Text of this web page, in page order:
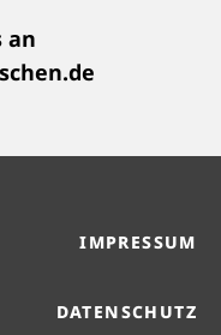
an
IMPRESSUM
DATENSCHUTZ